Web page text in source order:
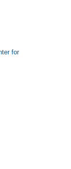
for